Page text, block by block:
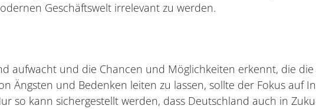
Geschäftswelt irrelevant zu werden.
aufwacht und die Chancen und Möglichkeiten erkennt, die die
Ängsten und Bedenken leiten zu lassen, sollte der Fokus auf
so kann sichergestellt werden, dass Deutschland auch in